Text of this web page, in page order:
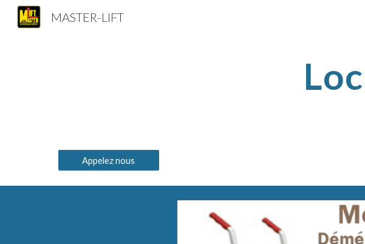
MASTER-LIFT
Appelez nous